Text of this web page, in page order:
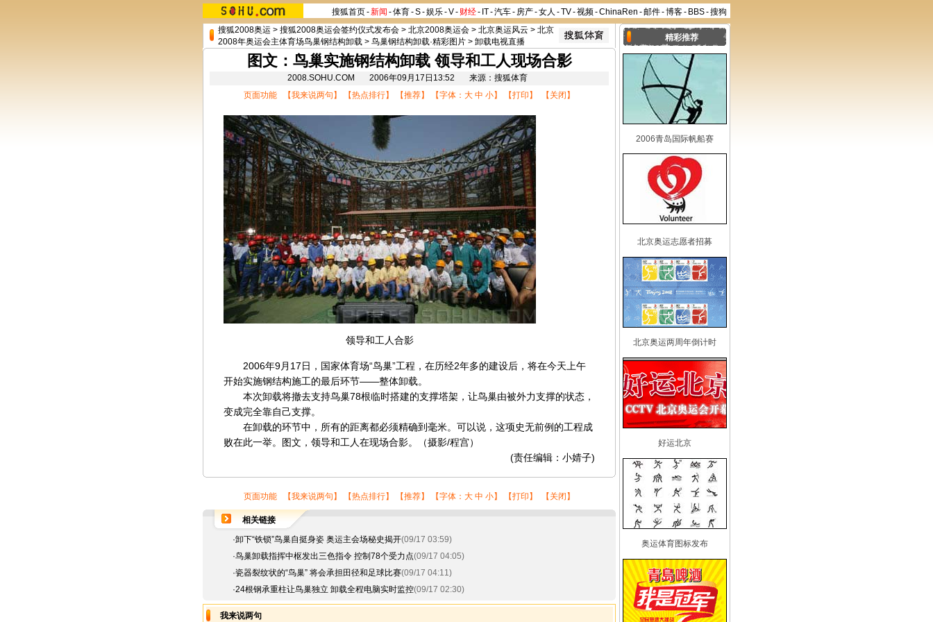
搜狐首页-新闻 -体育-S-娱乐-V- 财经- IT-汽车- 房产-女人 -TV-视频-ChinaRen -邮件-博客- BBS-搜狗
搜狐2008奥运 > 搜狐2008奥运会签约仪式发布会 > 北京2008奥运会 > 北京奥运风云 > 北京
2008年奥运会主体育场鸟巢钢结构卸载 > 鸟巢钢结构卸载·精彩图片 > 卸载电视直播
图文：鸟巢实施钢结构卸载 领导和工人现场合影
2008.SOHU.COM 2006年09月17日13:52 来源：搜狐体育
页面功能 【我来说两句 】 【热点排行】 【推荐】 【字体： 大 中 小】 【打印 】 【 关闭 】
领导和工人合影
2006年9月17日，国家体育场“鸟巢”工程，在历经2年多的建设后，将在今天上午
开始实施钢结构施工的最后环节——整体卸载。
本次卸载将撤去支持鸟巢78根临时搭建的支撑塔架，让鸟巢由被外力支撑的状态，
变成完全靠自己支撑。
在卸载的环节中，所有的距离都必须精确到毫米。可以说，这项史无前例的工程成
败在此一举。图文，领导和工人在现场合影。（摄影/程宫）
(责任编辑：小婧子)
页面功能 【我来说两句 】 【热点排行】 【推荐】 【字体： 大 中 小】 【打印 】 【 关闭 】
相关链接
·卸下“铁锁”鸟巢自挺身姿 奥运主会场秘史揭开(09/17 03:59)
·鸟巢卸载指挥中枢发出三色指令 控制78个受力点(09/17 04:05)
·瓷器裂纹状的“鸟巢” 将会承担田径和足球比赛(09/17 04:11)
·24根钢承重柱让鸟巢独立 卸载全程电脑实时监控(09/17 02:30)
我来说两句
精彩推荐
2006青岛国际帆船赛
北京奥运志愿者招募
北京奥运两周年倒计时
好运北京
奥运体育图标发布